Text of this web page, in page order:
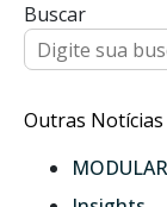
Buscar
Outras Notícias